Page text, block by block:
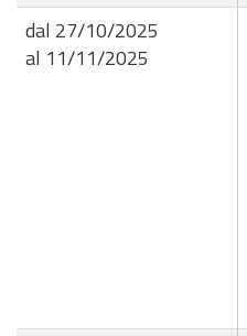
dal 27/10/2025
al 11/11/2025